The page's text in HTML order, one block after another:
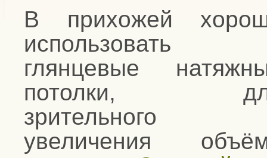
В прихожей
использовать
глянцевые
потолки,
зрительного
увеличения